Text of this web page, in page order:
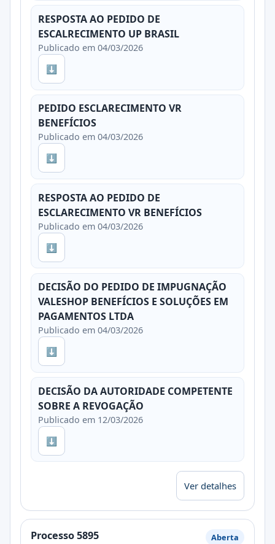
RESPOSTA AO PEDIDO DE
ESCALRECIMENTO UP BRASIL
Publicado em 04/03/2026
⬇
PEDIDO ESCLARECIMENTO VR
BENEFÍCIOS
Publicado em 04/03/2026
⬇
RESPOSTA AO PEDIDO DE
ESCLARECIMENTO VR BENEFÍCIOS
Publicado em 04/03/2026
⬇
DECISÃO DO PEDIDO DE IMPUGNAÇÃO
VALESHOP BENEFÍCIOS E SOLUÇÕES EM
PAGAMENTOS LTDA
Publicado em 04/03/2026
⬇
DECISÃO DA AUTORIDADE COMPETENTE
SOBRE A REVOGAÇÃO
Publicado em 12/03/2026
⬇
Ver detalhes
Processo 5895 Aberta